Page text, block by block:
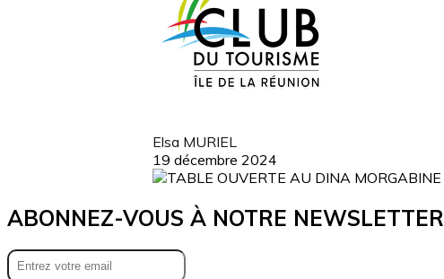
Elsa MURIEL
19 décembre 2024
ABONNEZ-VOUS À NOTRE NEWSLETTER